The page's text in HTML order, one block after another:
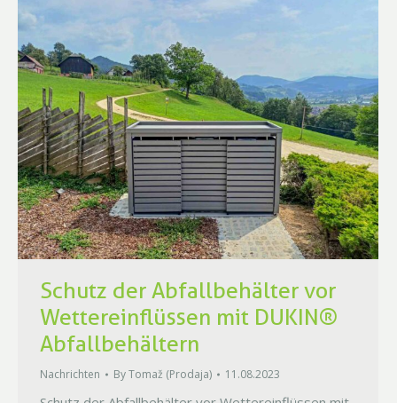
Schutz der Abfallbehälter vor
Wettereinflüssen mit DUKIN®
Abfallbehältern
Nachrichten ByTomaž (Prodaja) 11.08.2023